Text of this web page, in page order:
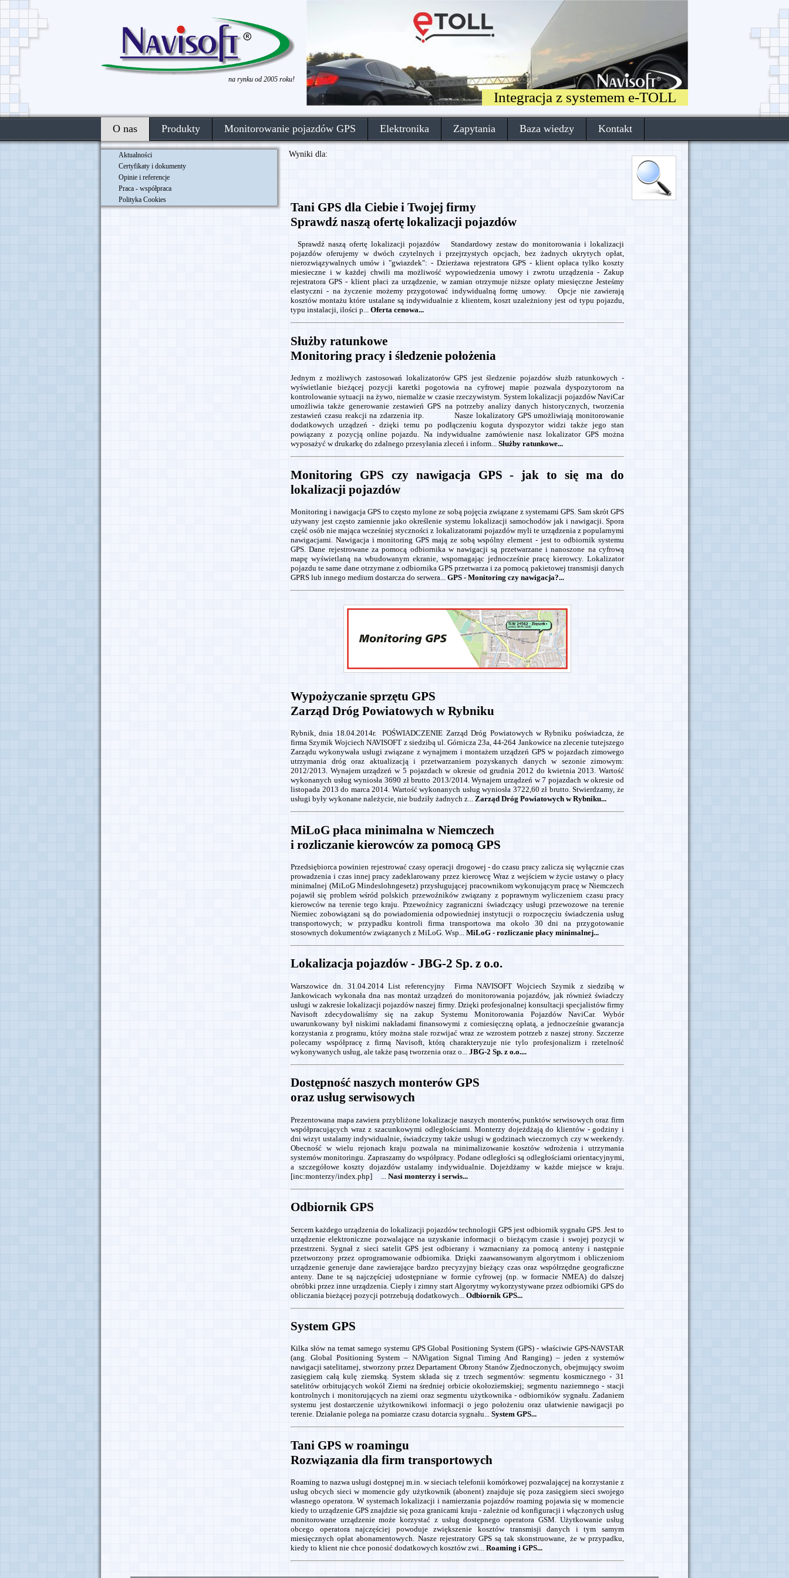
na rynku od 2005 roku!
Integracja z systemem e-TOLL
O nas Produkty Monitorowanie pojazdów GPS Elektronika Zapytania Baza wiedzy Kontakt
Aktualności
Certyfikaty i dokumenty
Opinie i referencje
Praca - współpraca
Polityka Cookies
Wyniki dla:
Tani GPS dla Ciebie i Twojej firmy
Sprawdź naszą ofertę lokalizacji pojazdów
Sprawdź naszą ofertę lokalizacji pojazdów Standardowy zestaw do monitorowania i lokalizacji
pojazdów oferujemy w dwóch czytelnych i przejrzystych opcjach, bez żadnych ukrytych opłat,
nierozwiązywalnych umów i "gwiazdek": - Dzierżawa rejestratora GPS - klient opłaca tylko koszty
miesieczne i w każdej chwili ma możliwość wypowiedzenia umowy i zwrotu urządzenia - Zakup
rejestratora GPS - klient płaci za urządzenie, w zamian otrzymuje niższe opłaty miesięczne Jesteśmy
elastyczni - na życzenie możemy przygotować indywidualną formę umowy. Opcje nie zawierają
kosztów montażu które ustalane są indywidualnie z klientem, koszt uzależniony jest od typu pojazdu,
typu instalacji, ilości p... Oferta cenowa...
Służby ratunkowe
Monitoring pracy i śledzenie położenia
Jednym z możliwych zastosowań lokalizatorów GPS jest śledzenie pojazdów służb ratunkowych -
wyświetlanie bieżącej pozycji karetki pogotowia na cyfrowej mapie pozwala dyspozytorom na
kontrolowanie sytuacji na żywo, niemalże w czasie rzeczywistym. System lokalizacji pojazdów NaviCar
umożliwia także generowanie zestawień GPS na potrzeby analizy danych historycznych, tworzenia
zestawień czasu reakcji na zdarzenia itp. Nasze lokalizatory GPS umożliwiają monitorowanie
dodatkowych urządzeń - dzięki temu po podłączeniu koguta dyspozytor widzi także jego stan
powiązany z pozycją online pojazdu. Na indywidualne zamówienie nasz lokalizator GPS można
wyposażyć w drukarkę do zdalnego przesyłania zleceń i inform... Służby ratunkowe...
Monitoring GPS czy nawigacja GPS - jak to się ma do
lokalizacji pojazdów
Monitoring i nawigacja GPS to często mylone ze sobą pojęcia związane z systemami GPS. Sam skrót GPS
używany jest często zamiennie jako określenie systemu lokalizacji samochodów jak i nawigacji. Spora
część osób nie mająca wcześniej styczności z lokalizatorami pojazdów myli te urządzenia z popularnymi
nawigacjami. Nawigacja i monitoring GPS mają ze sobą wspólny element - jest to odbiornik systemu
GPS. Dane rejestrowane za pomocą odbiornika w nawigacji są przetwarzane i nanoszone na cyfrową
mapę wyświetlaną na wbudowanym ekranie, wspomagając jednocześnie pracę kierowcy. Lokalizator
pojazdu te same dane otrzymane z odbiornika GPS przetwarza i za pomocą pakietowej transmisji danych
GPRS lub innego medium dostarcza do serwera... GPS - Monitoring czy nawigacja?...
Wypożyczanie sprzętu GPS
Zarząd Dróg Powiatowych w Rybniku
Rybnik, dnia 18.04.2014r. POŚWIADCZENIE Zarząd Dróg Powiatowych w Rybniku poświadcza, że
firma Szymik Wojciech NAVISOFT z siedzibą ul. Górnicza 23a, 44-264 Jankowice na zlecenie tutejszego
Zarządu wykonywała usługi związane z wynajmem i montażem urządzeń GPS w pojazdach zimowego
utrzymania dróg oraz aktualizacją i przetwarzaniem pozyskanych danych w sezonie zimowym:
2012/2013. Wynajem urządzeń w 5 pojazdach w okresie od grudnia 2012 do kwietnia 2013. Wartość
wykonanych usług wyniosła 3690 zł brutto 2013/2014. Wynajem urządzeń w 7 pojazdach w okresie od
listopada 2013 do marca 2014. Wartość wykonanych usług wyniosła 3722,60 zł brutto. Stwierdzamy, że
usługi były wykonane należycie, nie budziły żadnych z... Zarząd Dróg Powiatowych w Rybniku...
MiLoG płaca minimalna w Niemczech
i rozliczanie kierowców za pomocą GPS
Przedsiębiorca powinien rejestrować czasy operacji drogowej - do czasu pracy zalicza się wyłącznie czas
prowadzenia i czas innej pracy zadeklarowany przez kierowcę Wraz z wejściem w życie ustawy o płacy
minimalnej (MiLoG Mindeslohngesetz) przysługującej pracownikom wykonującym pracę w Niemczech
pojawił się problem wśród polskich przewoźników związany z poprawnym wyliczeniem czasu pracy
kierowców na terenie tego kraju. Przewoźnicy zagraniczni świadczący usługi przewozowe na terenie
Niemiec zobowiązani są do powiadomienia odpowiedniej instytucji o rozpoczęciu świadczenia usług
transportowych; w przypadku kontroli firma transportowa ma około 30 dni na przygotowanie
stosownych dokumentów związanych z MiLoG. Wsp... MiLoG - rozliczanie płacy minimalnej...
Lokalizacja pojazdów - JBG-2 Sp. z o.o.
Warszowice dn. 31.04.2014 List referencyjny Firma NAVISOFT Wojciech Szymik z siedzibą w
Jankowicach wykonała dna nas montaż urządzeń do monitorowania pojazdów, jak również świadczy
usługi w zakresie lokalizacji pojazdów naszej firmy. Dzięki profesjonalnej konsultacji specjalistów firmy
Navisoft zdecydowaliśmy się na zakup Systemu Monitorowania Pojazdów NaviCar. Wybór
uwarunkowany był niskimi nakładami finansowymi z comiesięczną opłatą, a jednocześnie gwarancja
korzystania z programu, który można stale rozwijać wraz ze wzrostem potrzeb z naszej strony. Szczerze
polecamy współpracę z firmą Navisoft, którą charakteryzuje nie tylo profesjonalizm i rzetelność
wykonywanych usług, ale także pasą tworzenia oraz o... JBG-2 Sp. z o.o....
Dostępność naszych monterów GPS
oraz usług serwisowych
Prezentowana mapa zawiera przybliżone lokalizacje naszych monterów, punktów serwisowych oraz firm
współpracujących wraz z szacunkowymi odległościami. Monterzy dojeżdżają do klientów - godziny i
dni wizyt ustalamy indywidualnie, świadczymy także usługi w godzinach wieczornych czy w weekendy.
Obecność w wielu rejonach kraju pozwala na minimalizowanie kosztów wdrożenia i utrzymania
systemów monitoringu. Zapraszamy do współpracy. Podane odległości są odległościami orientacyjnymi,
a szczegółowe koszty dojazdów ustalamy indywidualnie. Dojeżdżamy w każde miejsce w kraju.
[inc:monterzy/index.php] ... Nasi monterzy i serwis...
Odbiornik GPS
Sercem każdego urządzenia do lokalizacji pojazdów technologii GPS jest odbiornik sygnału GPS. Jest to
urządzenie elektroniczne pozwalające na uzyskanie informacji o bieżącym czasie i swojej pozycji w
przestrzeni. Sygnał z sieci satelit GPS jest odbierany i wzmacniany za pomocą anteny i następnie
przetworzony przez oprogramowanie odbiornika. Dzięki zaawansowanym algorytmom i obliczeniom
urządzenie generuje dane zawierające bardzo precyzyjny bieżący czas oraz współrzędne geograficzne
anteny. Dane te są najczęściej udostępniane w formie cyfrowej (np. w formacie NMEA) do dalszej
obróbki przez inne urządzenia. Ciepły i zimny start Algorytmy wykorzystywane przez odbiorniki GPS do
obliczania bieżącej pozycji potrzebują dodatkowych... Odbiornik GPS...
System GPS
Kilka słów na temat samego systemu GPS Global Positioning System (GPS) - właściwie GPS-NAVSTAR
(ang. Global Positioning System – NAVigation Signal Timing And Ranging) – jeden z systemów
nawigacji satelitarnej, stworzony przez Departament Obrony Stanów Zjednoczonych, obejmujący swoim
zasięgiem całą kulę ziemską. System składa się z trzech segmentów: segmentu kosmicznego - 31
satelitów orbitujących wokół Ziemi na średniej orbicie okołoziemskiej; segmentu naziemnego - stacji
kontrolnych i monitorujących na ziemi oraz segmentu użytkownika - odbiorników sygnału. Zadaniem
systemu jest dostarczenie użytkownikowi informacji o jego położeniu oraz ułatwienie nawigacji po
terenie. Działanie polega na pomiarze czasu dotarcia sygnału... System GPS...
Tani GPS w roamingu
Rozwiązania dla firm transportowych
Roaming to nazwa usługi dostępnej m.in. w sieciach telefonii komórkowej pozwalającej na korzystanie z
usług obcych sieci w momencie gdy użytkownik (abonent) znajduje się poza zasięgiem sieci swojego
własnego operatora. W systemach lokalizacji i namierzania pojazdów roaming pojawia się w momencie
kiedy to urządzenie GPS znajdzie się poza granicami kraju - zależnie od konfiguracji i włączonych usług
monitorowane urządzenie może korzystać z usług dostępnego operatora GSM. Użytkowanie usług
obcego operatora najczęściej powoduje zwiększenie kosztów transmisji danych i tym samym
miesięcznych opłat abonamentowych. Nasze rejestratory GPS są tak skonstruowane, że w przypadku,
kiedy to klient nie chce ponosić dodatkowych kosztów zwi... Roaming i GPS...